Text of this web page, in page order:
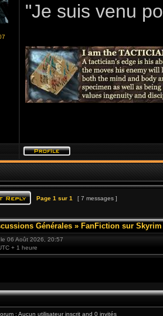
"Je suis venu
Page 1 sur 1 [ 7 messages ]
Générales » FanFiction sur Skyrim
06 Août 2026, 20:57
+ 1 heure
: Aucun utilisateur inscrit and 0 invités